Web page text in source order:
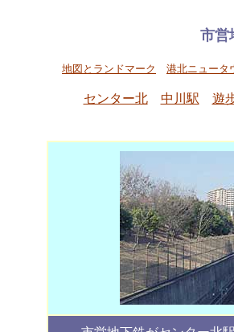
市営
地図とランドマーク 港北ニュータ
センター北 中川駅 遊